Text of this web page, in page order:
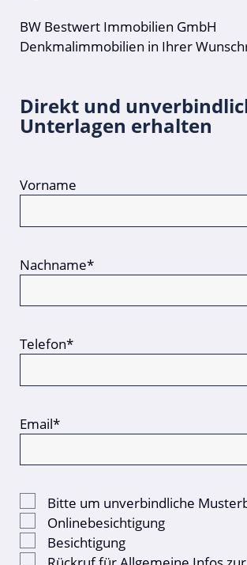
BW Bestwert Immobilien GmbH
Denkmalimmobilien in Ihrer
Direkt und
Unterlagen erhalten
Vorname
Nachname*
Telefon*
Email*
Bitte um unverbindliche
Onlinebesichtigung
Besichtigung